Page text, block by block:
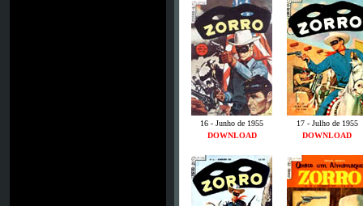
16 - Junho de 1955
17 - Julho de 1955
DOWNLOAD
DOWNLOAD